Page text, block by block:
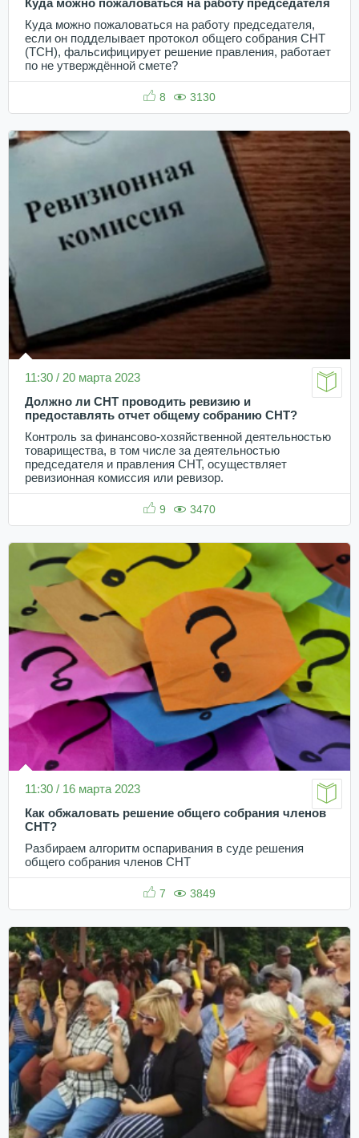
Куда можно пожаловаться на работу председателя
Куда можно пожаловаться на работу председателя,
если он подделывает протокол общего собрания СНТ
(ТСН), фальсифицирует решение правления, работает
по не утверждённой смете?
8 3130
11:30 / 20 марта 2023
Должно ли СНТ проводить ревизию и
предоставлять отчет общему собранию СНТ?
Контроль за финансово-хозяйственной деятельностью
товарищества, в том числе за деятельностью
председателя и правления СНТ, осуществляет
ревизионная комиссия или ревизор.
9 3470
11:30 / 16 марта 2023
Как обжаловать решение общего собрания членов
СНТ?
Разбираем алгоритм оспаривания в суде решения
общего собрания членов СНТ
7 3849